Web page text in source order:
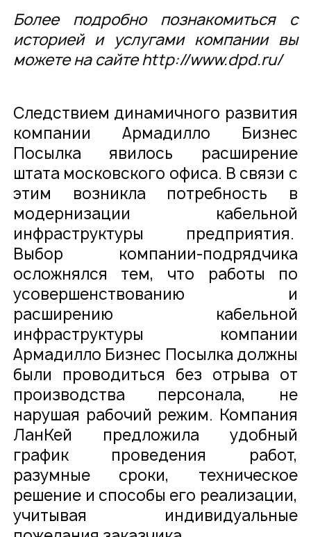
Более подробно познакомиться с
историей и услугами компании вы
можете на сайтеhttp://www.dpd.ru/
Следствием динамичного развития
компании Армадилло Бизнес
Посылка явилось расширение
штата московского офиса. В связи с
этим возникла потребность в
модернизации кабельной
инфраструктуры предприятия.
Выбор компании-подрядчика
осложнялся тем, что работы по
усовершенствованию и
расширению кабельной
инфраструктуры компании
Армадилло Бизнес Посылка должны
были проводиться без отрыва от
производства персонала, не
нарушая рабочий режим. Компания
ЛанКей предложила удобный
график проведения работ,
разумные сроки, техническое
решение и способы его реализации,
учитывая индивидуальные